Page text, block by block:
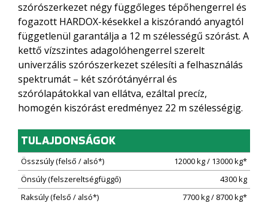
szórószerkezet négy függőleges tépőhengerrel és
fogazott HARDOX-késekkel a kiszórandó anyagtól
függetlenül garantálja a 12 m szélességű szórást. A
kettő vízszintes adagolóhengerrel szerelt
univerzális szórószerkezet szélesíti a felhasználás
spektrumát – két szórótányérral és
szórólapátokkal van ellátva, ezáltal precíz,
homogén kiszórást eredményez 22 m szélességig.
TULAJDONSÁGOK
Összsúly (felső / alsó*)
12000 kg / 13000 kg*
Önsúly (felszereltségfüggő)
4300 kg
Raksúly (felső / alsó*)
7700 kg / 8700 kg*